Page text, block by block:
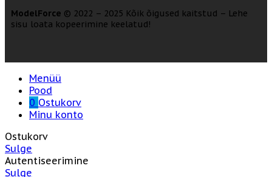
ModelForce © 2022 – 2025 Kõik õigused kaitstud – Lehe
sisu loata kopeerimine keelatud!
Menüü
Pood
0 Ostukorv
Minu konto
Ostukorv
Sulge
Autentiseerimine
Sulge